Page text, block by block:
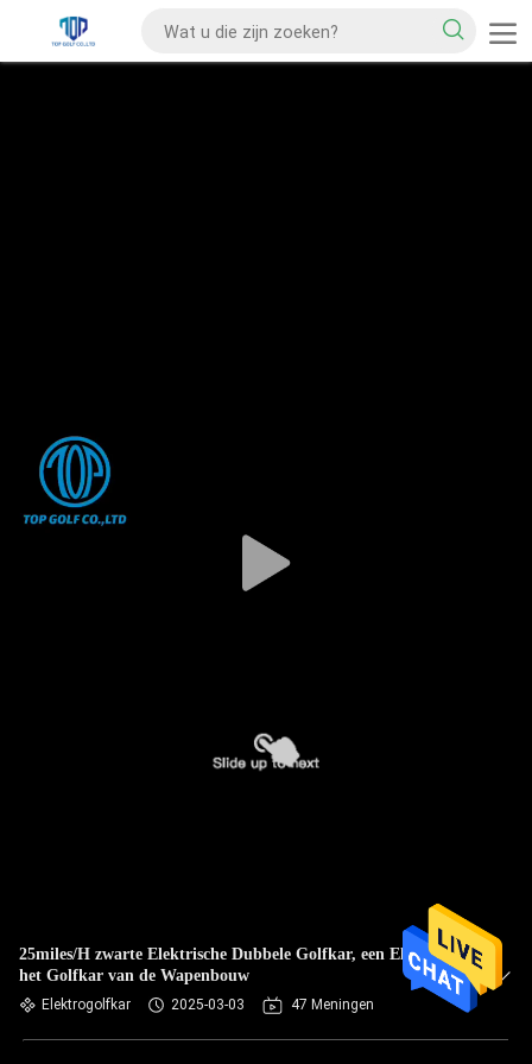
25miles/H zwarte Elektrische Dubbele Golfkar, een Elektro
het Golfkar van de Wapenbouw
Elektrogolfkar 2025-03-03 47 Meningen